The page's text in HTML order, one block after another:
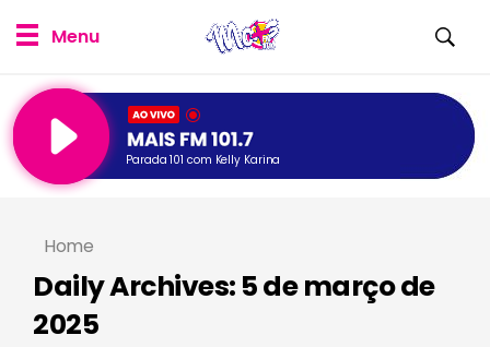
Parada 101 com Kelly Karina
Home
Daily Archives: 5 de março de
2025